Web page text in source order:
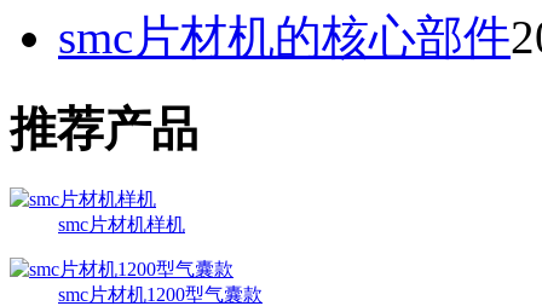
smc片材机的核心部件
推荐产品
smc片材机样机
smc片材机1200型气囊款